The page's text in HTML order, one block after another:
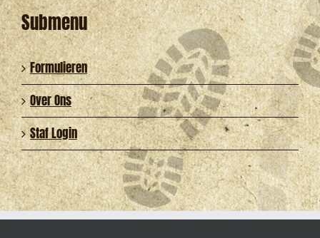
Submenu
Formulieren
Over Ons
Staf Login